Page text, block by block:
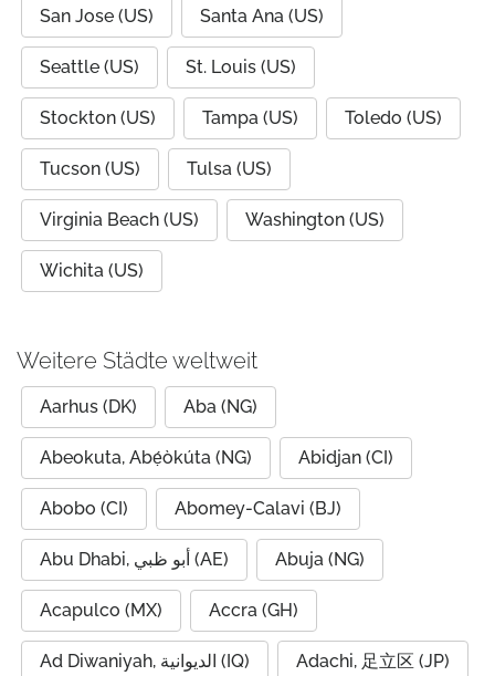
San Jose (US) Santa Ana (US)
Seattle (US) St. Louis (US)
Stockton (US) Tampa (US) Toledo (US)
Tucson (US) Tulsa (US)
Virginia Beach (US) Washington (US)
Wichita (US)
Weitere Städte weltweit
Aarhus (DK) Aba (NG)
Abeokuta, Abẹ́òkúta (NG) Abidjan (CI)
Abobo (CI) Abomey-Calavi (BJ)
Abu Dhabi, أبو ظبي (AE) Abuja (NG)
Acapulco (MX) Accra (GH)
Ad Diwaniyah, الديوانية (IQ) Adachi, 足立区 (JP)